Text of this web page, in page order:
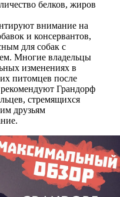
белков, жиров
внимание на
и консервантов,
для собак с
Многие владельцы
изменениях в
питомцев после
Грандорф
стремящихся
друзьям